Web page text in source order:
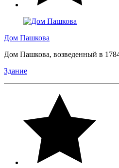
Дом Пашкова
Дом Пашкова, возведенный в
Здание